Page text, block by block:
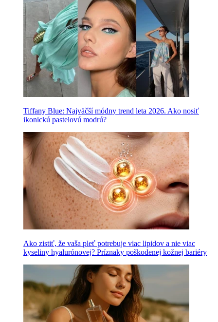
Tiffany Blue: Najväčší módny trend leta 2026. Ako nosiť
ikonickú pastelovú modrú?
Ako zistiť, že vaša pleť potrebuje viac lipidov a nie viac
kyseliny hyalurónovej? Príznaky poškodenej kožnej bariéry